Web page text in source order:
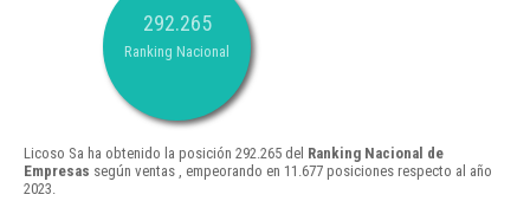
292.265
Ranking Nacional
Licoso Sa ha obtenido la posición 292.265 del Ranking Nacional de
Empresas según ventas , empeorando en 11.677 posiciones respecto al año
2023.